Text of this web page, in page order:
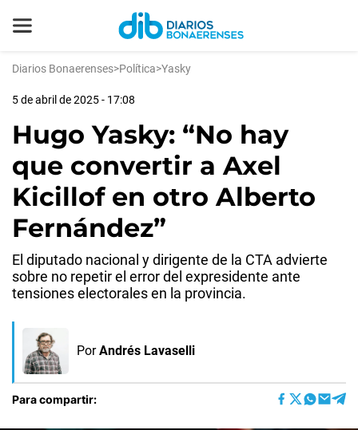
Diarios Bonaerenses>Política>Yasky
5 de abril de 2025 - 17:08
Hugo Yasky: “No hay
que convertir a Axel
Kicillof en otro Alberto
Fernández”
El diputado nacional y dirigente de la CTA advierte
sobre no repetir el error del expresidente ante
tensiones electorales en la provincia.
Por Andrés Lavaselli
Para compartir: